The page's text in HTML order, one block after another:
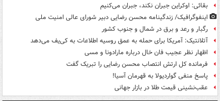
بقائی: اوکراین جبران نکند، جبران می‌کنیم
اینفوگرافیک/ زندگینامه محسن رضایی دبیر شورای عالی امنیت‌ ملی
رگبار و رعد و برق در شمال و جنوب کشور
آتلانتیک: آمریکا برای حمله به عمق روسیه اطلاعات به کی‌یف می‌دهد
اظهار نظر عجیب فان خال درباره مارادونا و مسی
فرمانده کل ارتش انتصاب محسن رضایی را تبریک گفت
پاسخ منفی گواردیولا به قهرمان آسیا!
عقب‌نشینی قیمت طلا در بازار جهانی